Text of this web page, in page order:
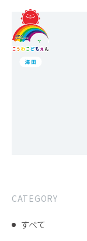
CATEGORY
すべて